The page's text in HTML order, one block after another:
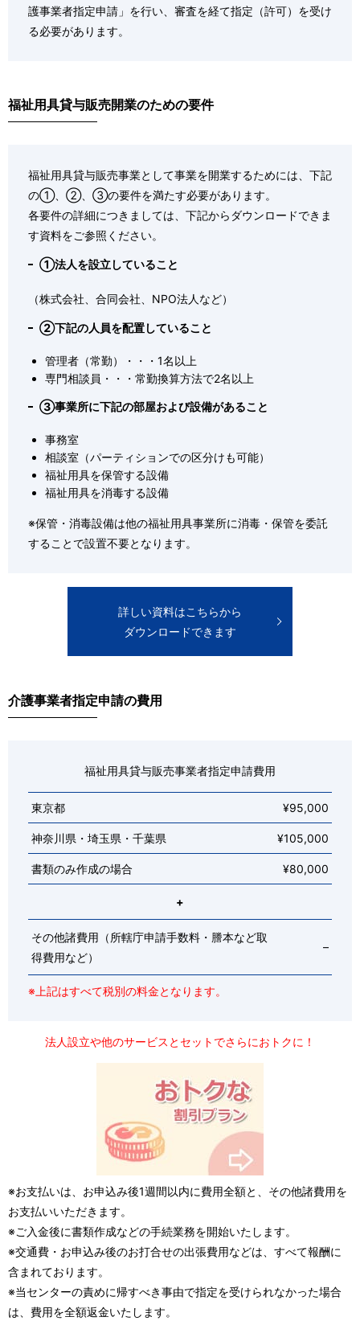
護事業者指定申請」を行い、審査を経て指定（許可）を受け
る必要があります。
福祉用具貸与販売開業のための要件
福祉用具貸与販売事業として事業を開業するためには、下記
の①、②、③の要件を満たす必要があります。
各要件の詳細につきましては、下記からダウンロードできま
す資料をご参照ください。
①法人を設立していること
（株式会社、合同会社、NPO法人など）
②下記の人員を配置していること
管理者（常勤）・・・1名以上
専門相談員・・・常勤換算方法で2名以上
③事業所に下記の部屋および設備があること
事務室
相談室（パーティションでの区分けも可能）
福祉用具を保管する設備
福祉用具を消毒する設備
※保管・消毒設備は他の福祉用具事業所に消毒・保管を委託
することで設置不要となります。
詳しい資料はこちらから
ダウンロードできます
介護事業者指定申請の費用
福祉用具貸与販売事業者指定申請費用
東京都 ¥95,000
神奈川県・埼玉県・千葉県 ¥105,000
書類のみ作成の場合 ¥80,000
+
その他諸費用（所轄庁申請手数料・謄本など取
得費用など）
–
※上記はすべて税別の料金となります。
法人設立や他のサービスとセットでさらにおトクに！
※お支払いは、お申込み後1週間以内に費用全額と、その他諸費用を
お支払いいただきます。
※ご入金後に書類作成などの手続業務を開始いたします。
※交通費・お申込み後のお打合せの出張費用などは、すべて報酬に
含まれております。
※当センターの責めに帰すべき事由で指定を受けられなかった場合
は、費用を全額返金いたします。